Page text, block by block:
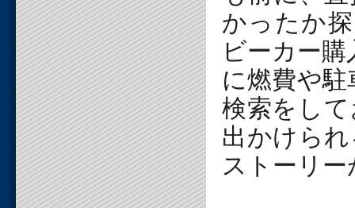
かったか
ビーカー
に燃費や
検索をし
出かけら
ストーリ